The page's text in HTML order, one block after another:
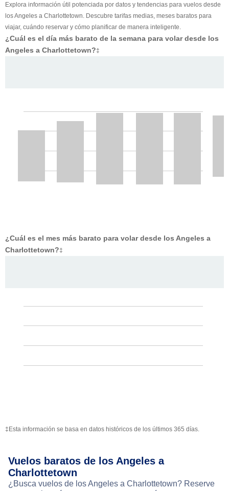
Explora información útil potenciada por datos y tendencias para vuelos desde
los Angeles a Charlottetown. Descubre tarifas medias, meses baratos para
viajar, cuándo reservar y cómo planificar de manera inteligente.
¿Cuál es el día más barato de la semana para volar desde los
Angeles a Charlottetown?‡
¿Cuál es el mes más barato para volar desde los Angeles a
Charlottetown?‡
‡Esta información se basa en datos históricos de los últimos 365 días.
Vuelos baratos de los Angeles a
Charlottetown
¿Busca vuelos de los Angeles a Charlottetown? Reserve